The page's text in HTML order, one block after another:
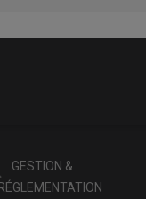
GESTION &